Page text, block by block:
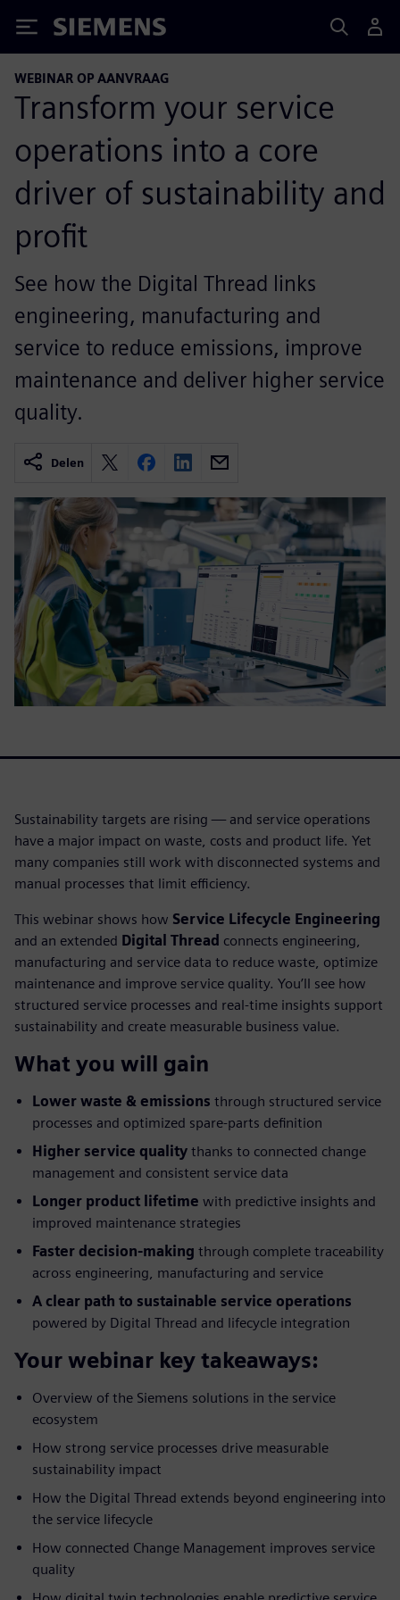
Siemens
WEBINAR OP AANVRAAG
Transform your service
operations into a core
driver of sustainability and
profit
See how the Digital Thread links
engineering, manufacturing and
service to reduce emissions, improve
maintenance and deliver higher service
quality.
Delen
Sustainability targets are rising — and service operations
have a major impact on waste, costs and product life. Yet
many companies still work with disconnected systems and
manual processes that limit efficiency.
This webinar shows how Service Lifecycle Engineering
and an extended Digital Thread connects engineering,
manufacturing and service data to reduce waste, optimize
maintenance and improve service quality. You’ll see how
structured service processes and real-time insights support
sustainability and create measurable business value.
What you will gain
Lower waste & emissions through structured service
processes and optimized spare-parts definition
Higher service quality thanks to connected change
management and consistent service data
Longer product lifetime with predictive insights and
improved maintenance strategies
Faster decision-making through complete traceability
across engineering, manufacturing and service
A clear path to sustainable service operations
powered by Digital Thread and lifecycle integration
Your webinar key takeaways:
Overview of the Siemens solutions in the service
ecosystem
How strong service processes drive measurable
sustainability impact
How the Digital Thread extends beyond engineering into
the service lifecycle
How connected Change Management improves service
quality